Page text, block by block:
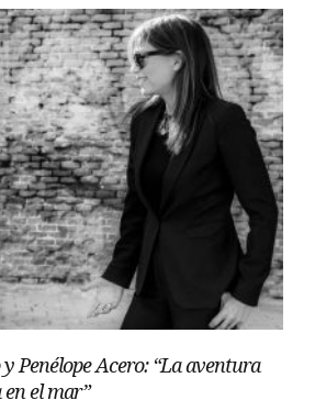
Penélope Acero: “La aventura
el mar”